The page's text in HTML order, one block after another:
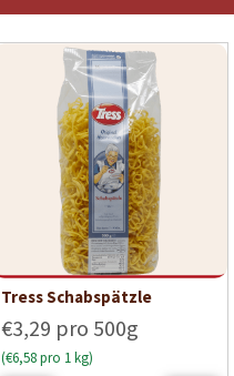
Tress Schabspätzle
€3,29 pro 500g
(€6,58 pro 1 kg)